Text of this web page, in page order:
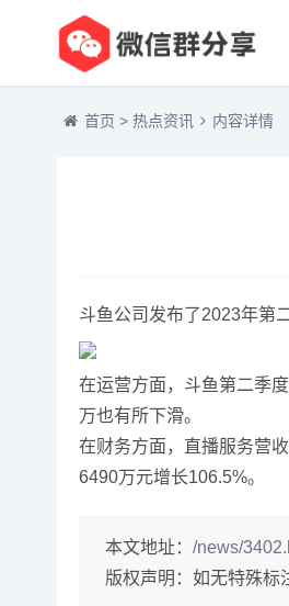
首页 > 热点资讯 内容详情
斗鱼公司发布了2023年第
在运营方面，斗鱼第二季
万也有所下滑。
在财务方面，直播服务营
6490万元增长106.5%。
本文地址： /news/
版权声明： 如无特殊标